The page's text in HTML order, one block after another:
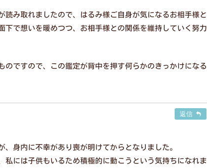
み取れましたので、はるみ様ご自身が気になるお相手様と
下で想いを暖めつつ、お相手様との関係を維持していく努力
ですので、この鑑定が背中を押す何らかのきっかけになる
返信
身内に不幸があり喪が明けてからとなりました。
私には子供もいるため積極的に動こうという気持ちになれま